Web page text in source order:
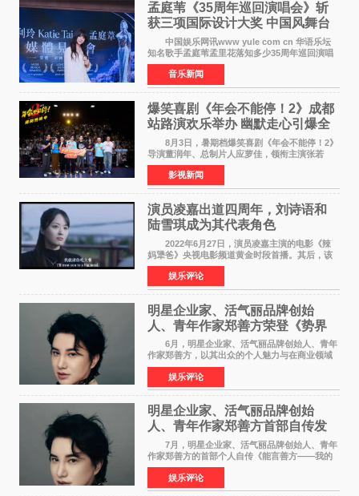
孟庭苇《35周年巡回演唱会》斩
获三项国际设计大奖 中国风舞台
美学获全球认可
中国娱乐网讯www yule com cn 华语乐坛
知名歌手孟庭苇孟里花落知多少35周年巡回演唱
会再传喜讯。该演唱会先后荣获美国MUSE
Creative Awards白金奖（Platinum Winner）、
英国London Design
音乐新闻
爆笑喜剧《年会不能停！2》成都
站路演欢乐举办 幽默走心引爆全
场共鸣
8月3日，暑期档爆笑喜剧《年会不能停！2》
导演董润年、总制片人应萝佳，领衔主演张若
昀、白客，惊喜出演庄达菲，特别主演孙艺洲，
特别出演田雨，友情出演欧阳奋强出席成都路
演，与观众近距离互
影视新闻
演员凌嘉出道四周年，刘诗语和
陆雪琪成为其代表角色
2022年6月27日，演员凌嘉主演的电影《辣
妈犟爸》央视电影频道黄金时段首播。其后，该
电影在央视电影频道多次复播（2022年8月10
日，2022年9月30日，2023年7月17日，2025年7
月14日）。除了多次复
娱乐评论
明星企业家、活气丽品牌创始
人、青年作家郑善方荣登《势界
POWERCIRCLES》6月刊
6月，明星企业家、活气丽品牌创始人、青年
作家郑善方，以其出众的个人魅力与在商业领域
的卓越建树，成功登上《势界
POWERCIRCLES》，展现了他在时尚与商业领
域的双重影响力。 明星企业家、青
娱乐评论
明星企业家、活气丽品牌创始
人、青年作家郑善方首部自传发
布， 书写跨界创业者的成长答卷
7月，明星企业家、活气丽品牌创始人、青年
作家郑善方的首部个人自传《能言善方——我的
跨界人生》正式发行。这本书以他的人生轨迹为
脉络，首次完整公开了从逐梦少年到横跨美业、
公益等多领域的
娱乐评论